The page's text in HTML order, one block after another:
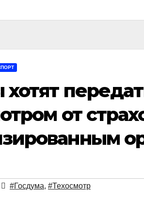
от
#Госдума, #Техосмотр